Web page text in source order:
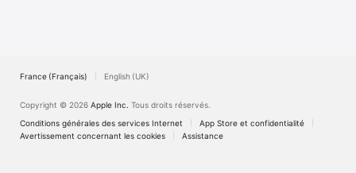
France (Français) English (UK)
Copyright © 2026 Apple Inc. Tous droits réservés.
Conditions générales des services Internet
App Store et confidentialité
Avertissement concernant les cookies
Assistance